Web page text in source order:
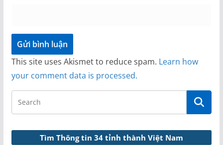
This site uses Akismet to reduce spam. Learn how
your comment data is processed.
Tìm Thông tin 34 tỉnh thành Việt Nam